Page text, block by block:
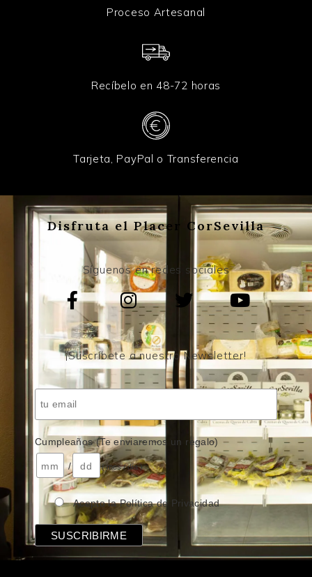
Proceso Artesanal
Recíbelo en 48-72 horas
Tarjeta, PayPal o Transferencia
Disfruta el Placer CorSevilla
Síguenos en redes sociales
¡Suscríbete a nuestro Newsletter!
Cumpleaños (Te enviaremos un regalo)
/ ( mes / día )
Acepto la Política de Privacidad